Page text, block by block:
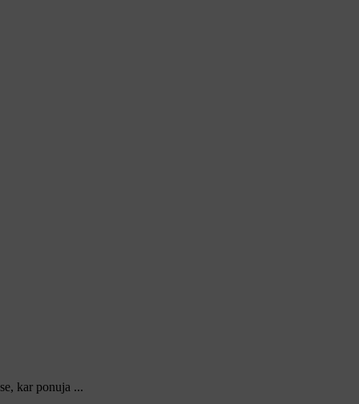
kar ponuja ...